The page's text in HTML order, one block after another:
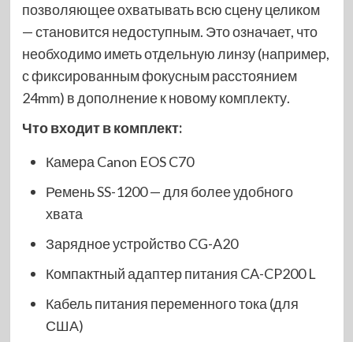
позволяющее охватывать всю сцену целиком
— становится недоступным. Это означает, что
необходимо иметь отдельную линзу (например,
с фиксированным фокусным расстоянием
24mm) в дополнение к новому комплекту.
Что входит в комплект:
Камера Canon EOS C70
Ремень SS-1200 — для более удобного
хвата
Зарядное устройство CG-A20
Компактный адаптер питания CA-CP200 L
Кабель питания переменного тока (для
США)